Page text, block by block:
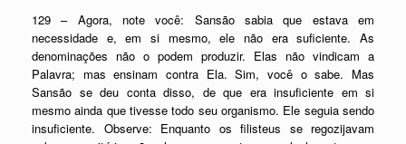
129 – Agora, note você: Sansão sabia que estava em
necessidade e, em si mesmo, ele não era suficiente. As
denominações não o podem produzir. Elas não vindicam a
Palavra; mas ensinam contra Ela. Sim, você o sabe. Mas
Sansão se deu conta disso, de que era insuficiente em si
mesmo ainda que tivesse todo seu organismo. Ele seguia sendo
insuficiente. Observe: Enquanto os filisteus se regozijavam